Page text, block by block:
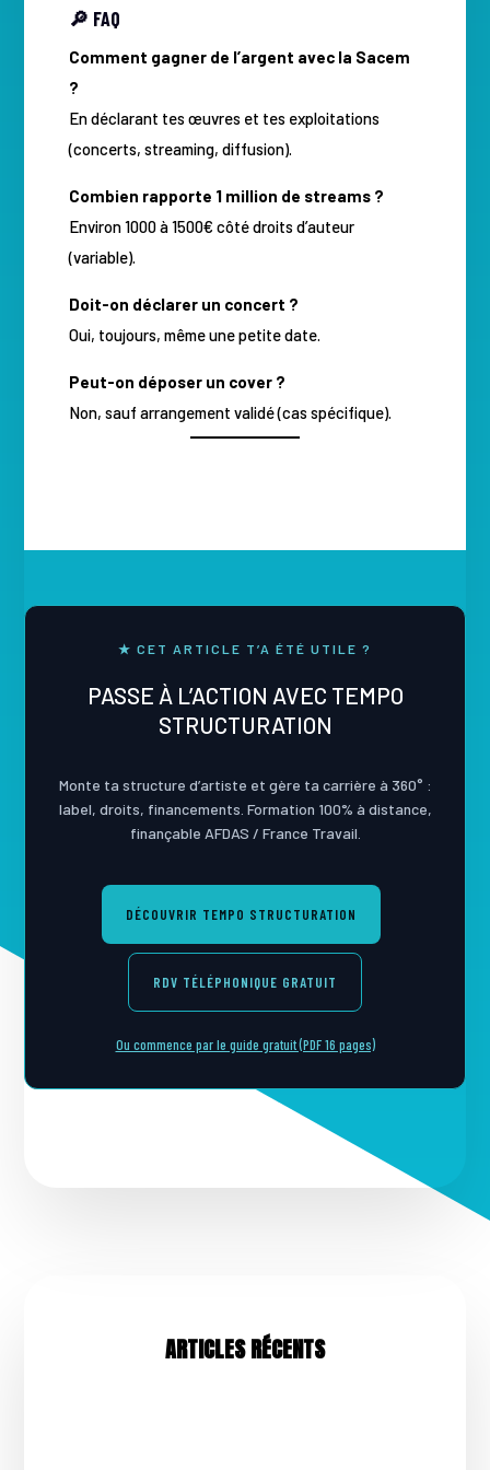
🔎 FAQ
Comment gagner de l’argent avec la Sacem
?
En déclarant tes œuvres et tes exploitations
(concerts, streaming, diffusion).
Combien rapporte 1 million de streams ?
Environ 1000 à 1500€ côté droits d’auteur
(variable).
Doit-on déclarer un concert ?
Oui, toujours, même une petite date.
Peut-on déposer un cover ?
Non, sauf arrangement validé (cas spécifique).
★ CET ARTICLE T’A ÉTÉ UTILE ?
PASSE À L’ACTION AVEC TEMPO
STRUCTURATION
Monte ta structure d’artiste et gère ta carrière à 360° :
label, droits, financements. Formation 100% à distance,
finançable AFDAS / France Travail.
DÉCOUVRIR TEMPO STRUCTURATION
RDV TÉLÉPHONIQUE GRATUIT
Ou commence par le guide gratuit (PDF 16 pages)
ARTICLES RÉCENTS